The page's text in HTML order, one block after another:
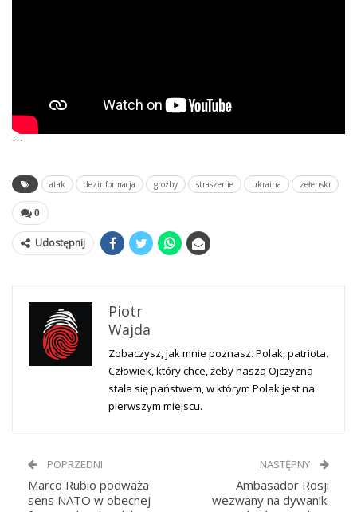
```
atak dezinformacja groźby straszenie ukraina zełenski
0
Udostępnij
Piotr
Wajda
Zobaczysz, jak mnie poznasz. Polak, patriota.
Człowiek, który chce, żeby nasza Ojczyzna
stała się państwem, w którym Polak jest na
pierwszym miejscu.
POPRZEDNI
Marco Rubio podważa
sens NATO w obecnej
NASTĘPNY
Ambasador Rosji
wezwany na dywanik.